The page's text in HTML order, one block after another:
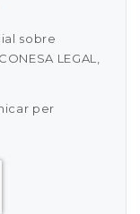
sobre
LEGAL,
per